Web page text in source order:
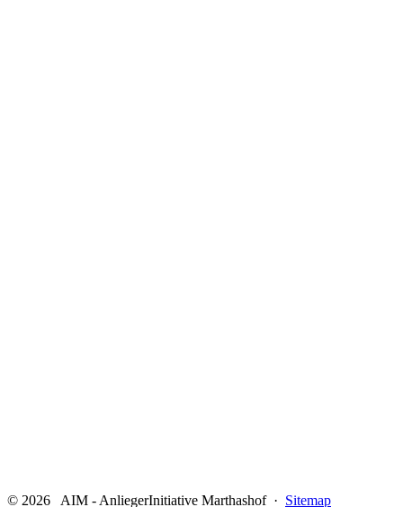
© 2026 AIM - AnliegerInitiative Marthashof · Sitemap